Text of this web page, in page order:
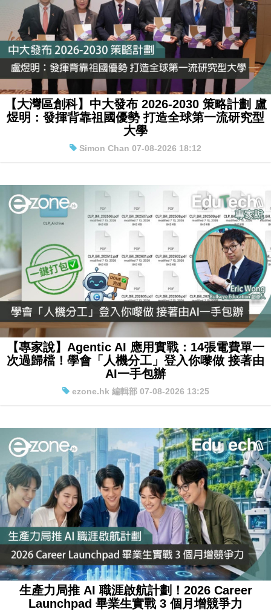
【大灣區創科】中大發布 2026-2030 策略計劃 盧
煜明：發揮背靠祖國優勢 打造全球第一流研究型
大學
Simon Chan 07-08-2026 18:12
【專家說】Agentic AI 應用實戰：14張電費單一
次過歸檔！學會「人機分工」登入你嚟做 接著由
AI一手包辦
ezone.hk 編輯部 07-08-2026 13:25
生產力局推 AI 職涯啟航計劃！2026 Career
Launchpad 畢業生實戰 3 個月增競爭力